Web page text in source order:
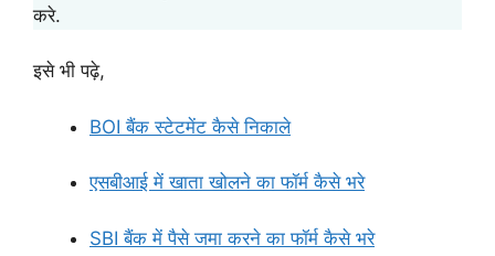
करे.
इसे भी पढ़े,
BOI बैंक स्टेटमेंट कैसे निकाले
एसबीआई में खाता खोलने का फॉर्म कैसे भरे
SBI बैंक में पैसे जमा करने का फॉर्म कैसे भरे